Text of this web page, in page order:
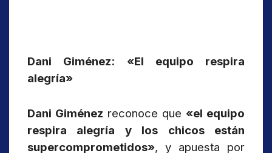
Dani Giménez: «El equipo respira
alegría»
Dani Giménez reconoce que «el equipo
respira alegría y los chicos están
supercomprometidos», y apuesta por